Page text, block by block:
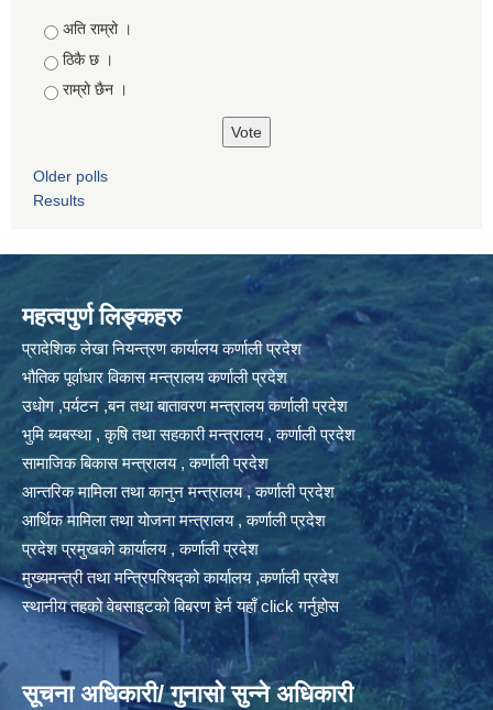
Choices
अति राम्रो ।
ठिकै छ ।
राम्रो छैन ।
Older polls
Results
महत्वपुर्ण लिङ्कहरु
प्रादेशिक लेखा नियन्त्रण कार्यालय कर्णाली प्रदेश
भौतिक पूर्वाधार विकास मन्त्रालय कर्णाली प्रदेश
उधोग ,पर्यटन ,बन तथा बातावरण मन्त्रालय कर्णाली प्रदेश
भुमि ब्यबस्था , कृषि तथा सहकारी मन्त्रालय , कर्णाली प्रदेश
सामाजिक बिकास मन्त्रालय , कर्णाली प्रदेश
आन्तरिक मामिला तथा कानुन मन्त्रालय , कर्णाली प्रदेश
आर्थिक मामिला तथा योजना मन्त्रालय , कर्णाली प्रदेश
प्रदेश प्रमुखको कार्यालय , कर्णाली प्रदेश
मुख्यमन्त्री तथा मन्त्रिपरिषद्को कार्यालय ,कर्णाली प्रदेश
स्थानीय तहको वेबसाइटको बिबरण हेर्न यहाँ click गर्नुहोस
सूचना अधिकारी/ गुनासो सुन्ने अधिकारी